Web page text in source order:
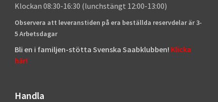
Klockan 08:30-16:30 (lunchstängt 12:00-13:00)
Observera att leveranstiden på era beställda reservdelar är 3-
5 Arbetsdagar
Bli en i familjen-stötta Svenska Saabklubben! Klicka
här!
Handla